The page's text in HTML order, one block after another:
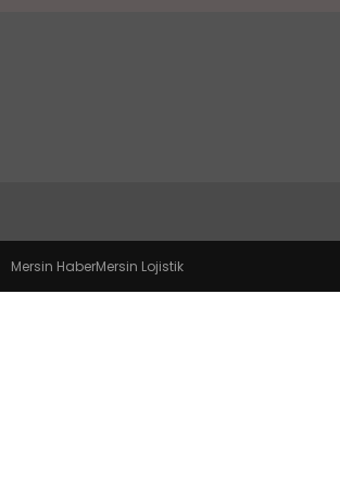
Mersin HaberMersin Lojistik